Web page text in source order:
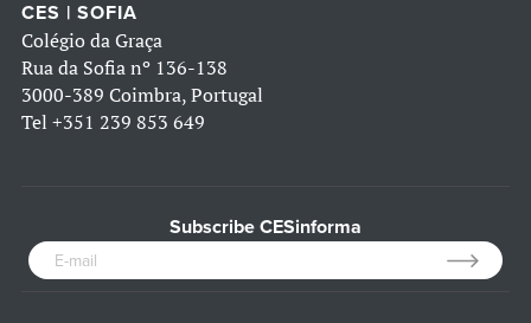
CES | SOFIA
Colégio da Graça
Rua da Sofia nº 136-138
3000-389 Coimbra, Portugal
Tel +351 239 853 649
Subscribe CESinforma